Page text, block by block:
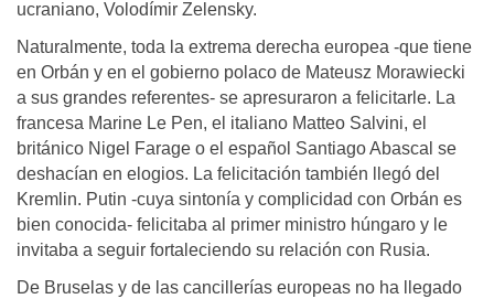
ucraniano, Volodímir Zelensky.
Naturalmente, toda la extrema derecha europea -que tiene
en Orbán y en el gobierno polaco de Mateusz Morawiecki
a sus grandes referentes- se apresuraron a felicitarle. La
francesa Marine Le Pen, el italiano Matteo Salvini, el
británico Nigel Farage o el español Santiago Abascal se
deshacían en elogios. La felicitación también llegó del
Kremlin. Putin -cuya sintonía y complicidad con Orbán es
bien conocida- felicitaba al primer ministro húngaro y le
invitaba a seguir fortaleciendo su relación con Rusia.
De Bruselas y de las cancillerías europeas no ha llegado